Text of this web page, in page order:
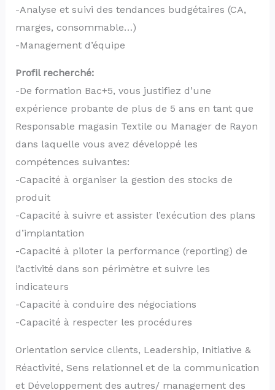
-Analyse et suivi des tendances budgétaires (CA,
marges, consommable…)
-Management d’équipe
Profil recherché:
-De formation Bac+5, vous justifiez d’une
expérience probante de plus de 5 ans en tant que
Responsable magasin Textile ou Manager de Rayon
dans laquelle vous avez développé les
compétences suivantes:
-Capacité à organiser la gestion des stocks de
produit
-Capacité à suivre et assister l’exécution des plans
d’implantation
-Capacité à piloter la performance (reporting) de
l’activité dans son périmètre et suivre les
indicateurs
-Capacité à conduire des négociations
-Capacité à respecter les procédures
Orientation service clients, Leadership, Initiative &
Réactivité, Sens relationnel et de la communication
et Développement des autres/ management des